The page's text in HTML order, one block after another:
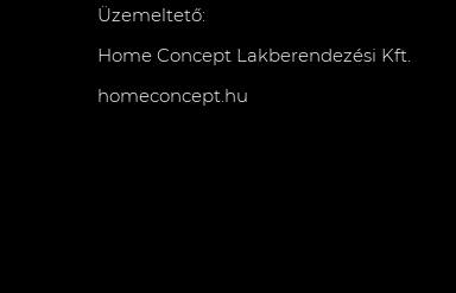
Üzemeltető:
Home Concept Lakberendezési Kft.
homeconcept.hu